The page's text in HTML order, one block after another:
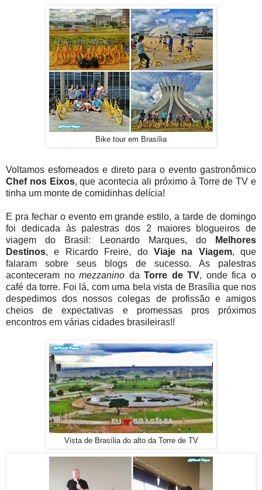
Bike tour em Brasília
Voltamos esfomeados e direto para o evento gastronômico
Chef nos Eixos, que acontecia ali próximo à Torre de TV e
tinha um monte de comidinhas delícia!
E pra fechar o evento em grande estilo, a tarde de domingo
foi dedicada às palestras dos 2 maiores blogueiros de
viagem do Brasil: Leonardo Marques, do
Melhores
Destinos, e Ricardo Freire, do Viaje na Viagem, que
falaram sobre seus blogs de sucesso. As palestras
aconteceram nomezzanino daTorre de TV, onde fica o
café da torre. Foi lá, com uma bela vista de Brasília que nos
despedimos dos nossos colegas de profissão e amigos
cheios de expectativas e promessas pros próximos
encontros em várias cidades brasileiras!!
Vista de Brasília do alto da Torre de TV